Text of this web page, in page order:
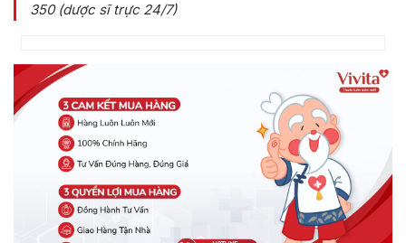
350 (dược sĩ trực 24/7)